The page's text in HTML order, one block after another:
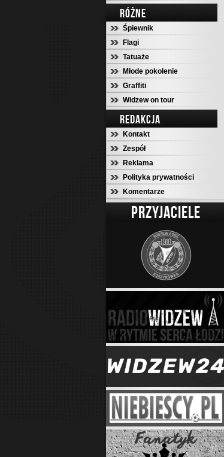
RÓŻNE
Śpiewnik
Flagi
Tatuaże
Młode pokolenie
Graffiti
Widzew on tour
REDAKCJA
Kontakt
Zespół
Reklama
Polityka prywatności
Komentarze
PRZYJACIELE